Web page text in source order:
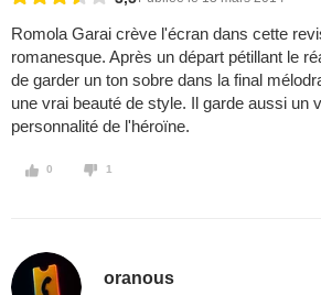
Romola Garai crève l'écran dans cette
romanesque. Après un départ pétillant le
de garder un ton sobre dans la final
une vrai beauté de style. Il garde aussi un
personnalité de l'héroïne.
0 1
oranous